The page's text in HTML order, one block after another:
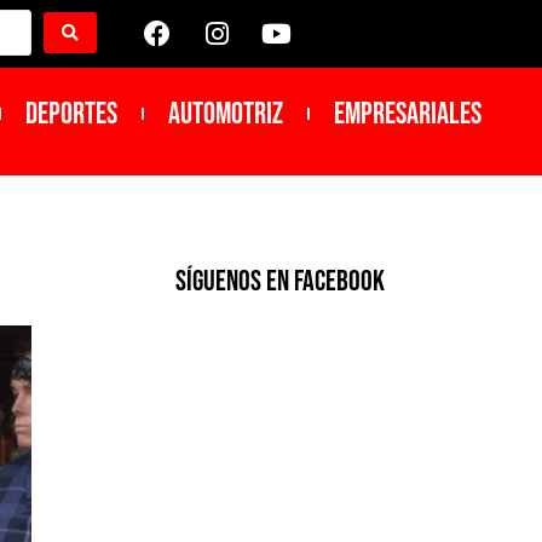
DEPORTES Automotriz Empresariales
SíGUENOS EN FACEBOOK